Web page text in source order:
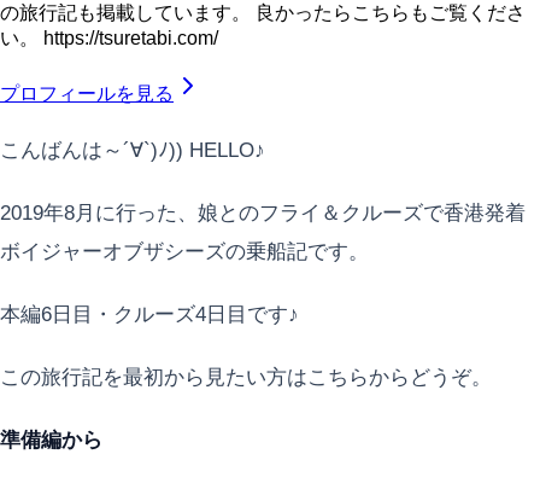
の旅行記も掲載しています。 良かったらこちらもご覧くださ
い。 https://tsuretabi.com/
プロフィールを見る
こんばんは～´∀`)ﾉ)) HELLO♪
2019年8月に行った、娘とのフライ＆クルーズで香港発着
ボイジャーオブザシーズの乗船記です。
本編6日目・クルーズ4日目です♪
この旅行記を最初から見たい方はこちらからどうぞ。
準備編から